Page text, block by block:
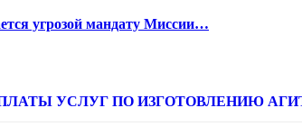
угрозой мандату Миссии…
УСЛУГ ПО ИЗГОТОВЛЕНИЮ